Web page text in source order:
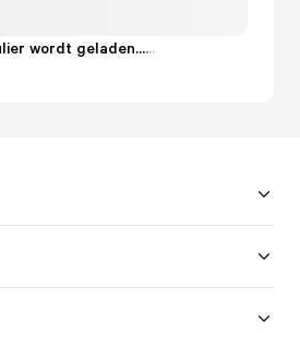
wordt geladen......